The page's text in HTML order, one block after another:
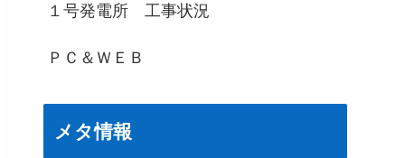
１号発電所 工事状況
ＰＣ＆ＷＥＢ
メタ情報